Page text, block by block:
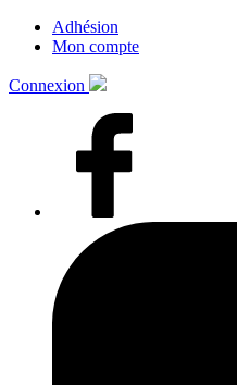
Adhésion
Mon compte
Connexion